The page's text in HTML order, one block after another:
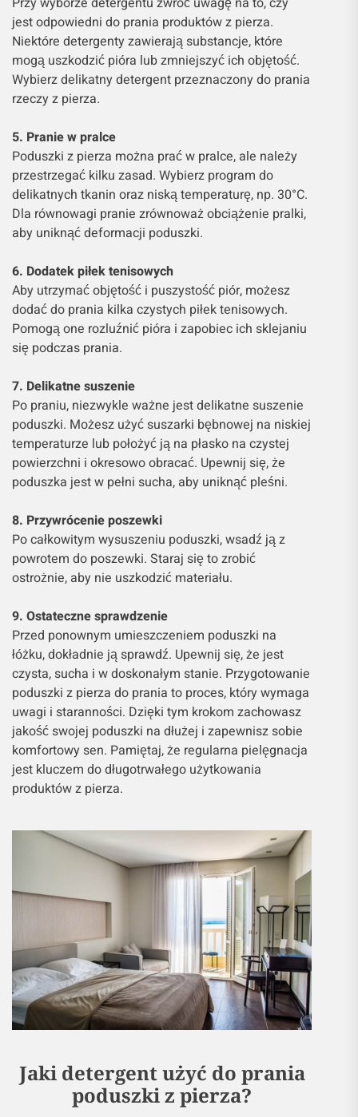
jest odpowiedni do prania produktów z pierza.
Niektóre detergenty zawierają substancje, które
mogą uszkodzić pióra lub zmniejszyć ich objętość.
Wybierz delikatny detergent przeznaczony do prania
rzeczy z pierza.
5. Pranie w pralce
Poduszki z pierza można prać w pralce, ale należy
przestrzegać kilku zasad. Wybierz program do
delikatnych tkanin oraz niską temperaturę, np. 30°C.
Dla równowagi pranie zrównoważ obciążenie pralki,
aby uniknąć deformacji poduszki.
6. Dodatek piłek tenisowych
Aby utrzymać objętość i puszystość piór, możesz
dodać do prania kilka czystych piłek tenisowych.
Pomogą one rozluźnić pióra i zapobiec ich sklejaniu
się podczas prania.
7. Delikatne suszenie
Po praniu, niezwykle ważne jest delikatne suszenie
poduszki. Możesz użyć suszarki bębnowej na niskiej
temperaturze lub położyć ją na płasko na czystej
powierzchni i okresowo obracać. Upewnij się, że
poduszka jest w pełni sucha, aby uniknąć pleśni.
8. Przywrócenie poszewki
Po całkowitym wysuszeniu poduszki, wsadź ją z
powrotem do poszewki. Staraj się to zrobić
ostrożnie, aby nie uszkodzić materiału.
9. Ostateczne sprawdzenie
Przed ponownym umieszczeniem poduszki na
łóżku, dokładnie ją sprawdź. Upewnij się, że jest
czysta, sucha i w doskonałym stanie. Przygotowanie
poduszki z pierza do prania to proces, który wymaga
uwagi i staranności. Dzięki tym krokom zachowasz
jakość swojej poduszki na dłużej i zapewnisz sobie
komfortowy sen. Pamiętaj, że regularna pielęgnacja
jest kluczem do długotrwałego użytkowania
produktów z pierza.
Jaki detergent użyć do prania
poduszki z pierza?